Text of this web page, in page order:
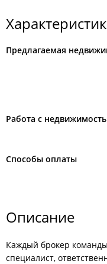
Предлагаемая
Работа с
Способы оплаты
Описание
Каждый брокер
специалист,